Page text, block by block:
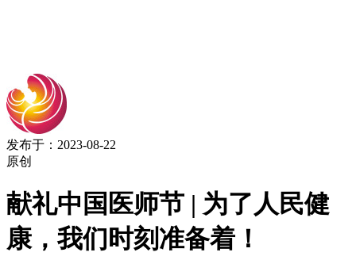
发布于：2023-08-22
原创
献礼中国医师节 | 为了人民健
康，我们时刻准备着！